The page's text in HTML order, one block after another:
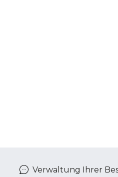
Verwaltung Ihrer